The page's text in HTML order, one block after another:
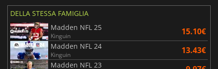
DELLA STESSA FAMIGLIA
Madden NFL 25
Kinguin 15.10€
Madden NFL 24
Kinguin 13.43€
Madden NFL 23